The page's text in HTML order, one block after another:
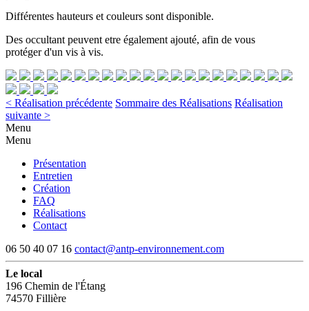
Différentes hauteurs et couleurs sont disponible.
Des occultant peuvent etre également ajouté, afin de vous
protéger d'un vis à vis.
< Réalisation précédente Sommaire des Réalisations Réalisation
suivante >
Menu
Menu
Présentation
Entretien
Création
FAQ
Réalisations
Contact
06 50 40 07 16 contact@antp-environnement.com
Le local
196 Chemin de l'Étang
74570 Fillière